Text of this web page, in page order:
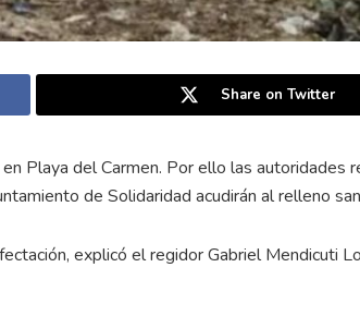
Share on Twitter
Playa del Carmen. Por ello las autoridades
de Solidaridad acudirán al relleno
explicó el regidor Gabriel Mendicuti